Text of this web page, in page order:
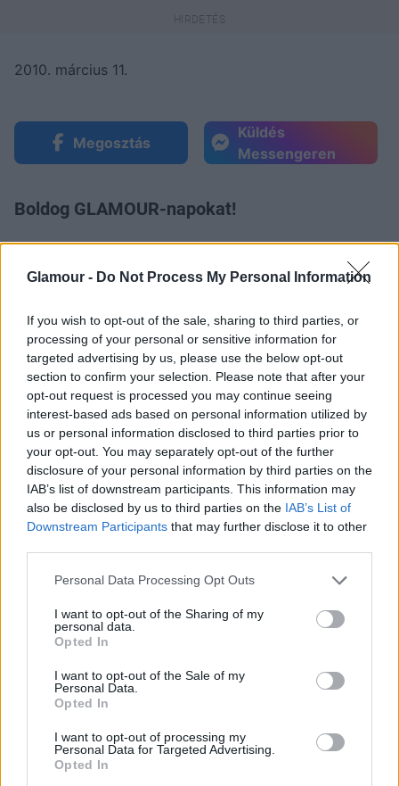
Glamour - Do Not Process My Personal Information
If you wish to opt-out of the sale, sharing to third parties, or
processing of your personal or sensitive information for
targeted advertising by us, please use the below opt-out
section to confirm your selection. Please note that after your
opt-out request is processed you may continue seeing
interest-based ads based on personal information utilized by
us or personal information disclosed to third parties prior to
your opt-out. You may separately opt-out of the further
disclosure of your personal information by third parties on the
IAB’s list of downstream participants. This information may
also be disclosed by us to third parties on the IAB’s List of
Downstream Participants that may further disclose it to other
Please note that this website/app uses one or more Google
not limited to your visit or usage behaviour. You may click to
grant or deny consent to Google and its third-party tags to
use your data for below specified purposes in below Google
consent section.
Personal Data Processing Opt Outs
I want to opt-out of the Sharing of my
personal data.
Opted In
I want to opt-out of the Sale of my
Personal Data.
Opted In
I want to opt-out of processing my
Personal Data for Targeted Advertising.
Opted In
2010. március 11.
Megosztás
Küldés
Messengeren
Boldog GLAMOUR-napokat!
Megosztás
Küldés
Messengeren
Itt állíthatod be, hogy a Google
keresőben könnyebben megtaláld a
glamour.hu cikkeit
SREJ ZSÓFI KUPONFÜZET KEDVEZMÉNY GLAMOUR